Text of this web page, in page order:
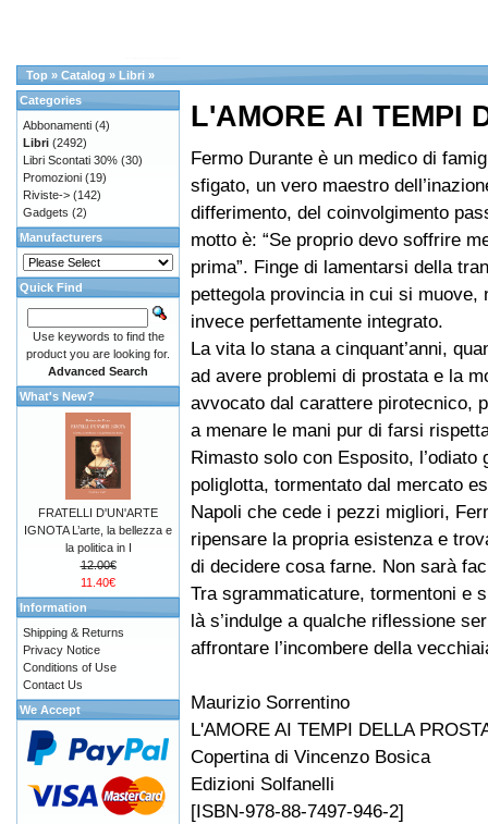
Top » Catalog » Libri »
L'AMORE AI TEMPI
Fermo Durante è un medico di
sfigato, un vero maestro
differimento, del coinvolgimento
motto è: “Se proprio devo soffrire
prima”. Finge di lamentarsi della
pettegola provincia in cui si muove,
invece perfettamente integrato.
La vita lo stana a cinquant’anni,
ad avere problemi di prostata e la
avvocato dal carattere pirotecnico,
a menare le mani pur di farsi
Rimasto solo con Esposito, l’odiato
poliglotta, tormentato dal mercato
Napoli che cede i pezzi migliori,
ripensare la propria esistenza e
di decidere cosa farne. Non sarà
Tra sgrammaticature, tormentoni e
là s’indulge a qualche riflessione
affrontare l’incombere della
Maurizio Sorrentino
L'AMORE AI TEMPI DELLA
Copertina di Vincenzo Bosica
Edizioni Solfanelli
[ISBN-978-88-7497-946-2]
Categories
Abbonamenti (4)
Libri (2492)
Libri Scontati 30% (30)
Promozioni (19)
Riviste-> (142)
Gadgets (2)
Manufacturers
Quick Find
Use keywords to find the
product you are looking for.
Advanced Search
What's New?
FRATELLI D'UN'ARTE
IGNOTA L’arte, la bellezza e
la politica in I
12.00€
11.40€
Information
Shipping & Returns
Privacy Notice
Conditions of Use
Contact Us
We Accept